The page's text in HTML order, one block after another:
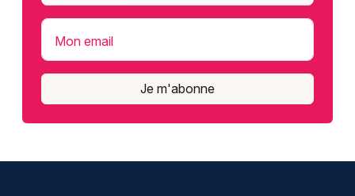
Mon email
Je m'abonne